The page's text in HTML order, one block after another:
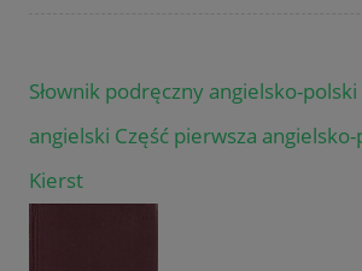
Słownik podręczny angielsko-
angielski Część pierwsza
Kierst